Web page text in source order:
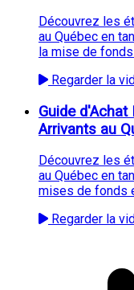
Découvrez les
au Québec en
la mise de
Regarder la
Guide
Arrivants au
Découvrez les
au Québec en
mises de fonds
Regarder la